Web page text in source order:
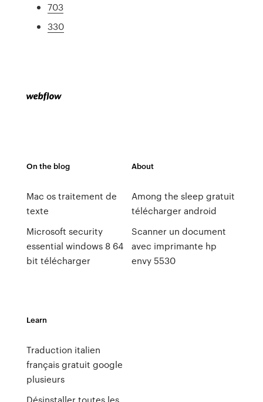
703
330
On the blog
Mac os traitement de
texte
Microsoft security
essential windows 8 64
bit télécharger
About
Among the sleep gratuit
télécharger android
Scanner un document
avec imprimante hp
envy 5530
Learn
Traduction italien
français gratuit google
plusieurs
Désinstaller toutes les